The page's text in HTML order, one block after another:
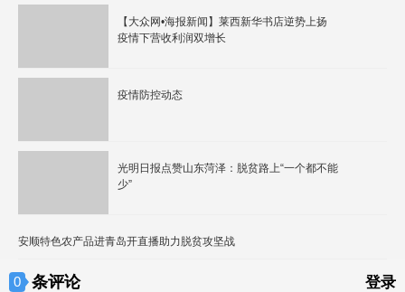
【大众网•海报新闻】莱西新华书店逆势上扬
疫情下营收利润双增长
疫情防控动态
光明日报点赞山东菏泽：脱贫路上“一个都不能
少”
安顺特色农产品进青岛开直播助力脱贫攻坚战
0 条评论 登录